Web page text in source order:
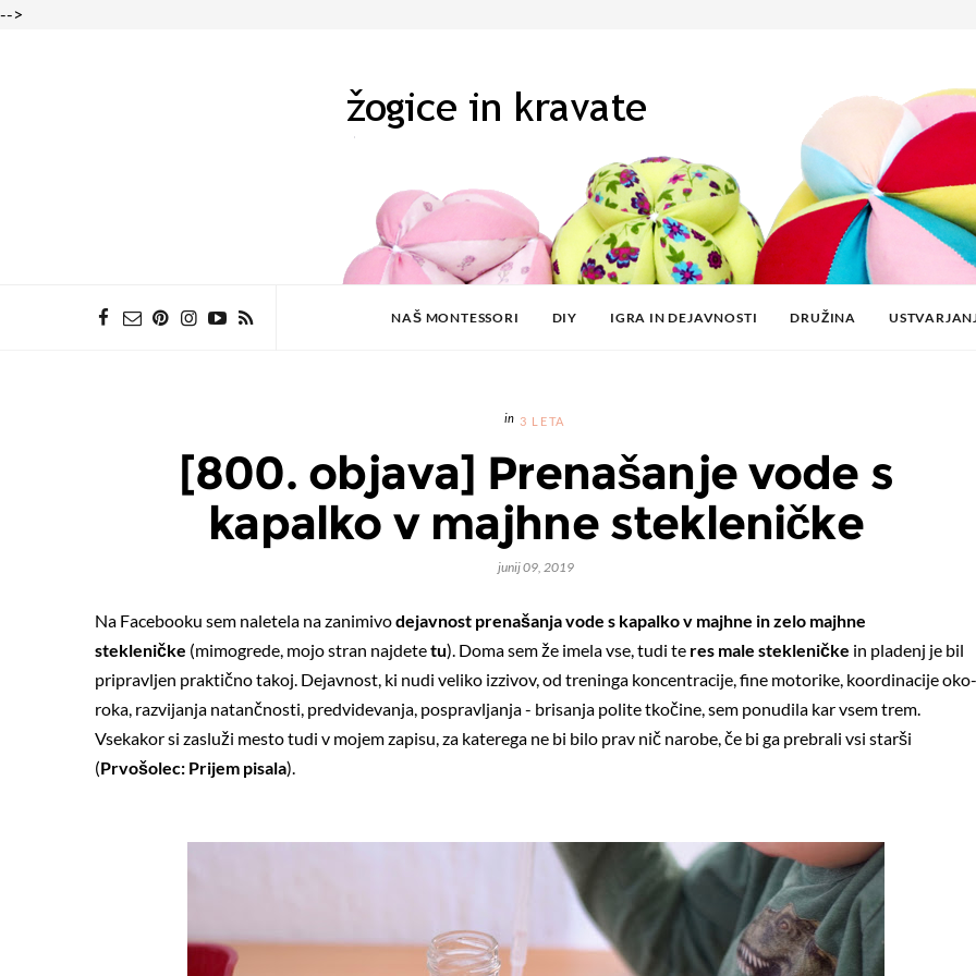
-->
NAŠ MONTESSORI DIY IGRA IN DEJAVNOSTI DRUŽINA
3 LETA
[800. objava] Prenašanje vode s
kapalko v majhne stekleničke
junij 09, 2019
Na Facebooku sem naletela na zanimivodejavnost prenašanja vode s kapalko v majhne in zelo majhne
stekleničke (mimogrede, mojo stran najdetetu). Doma sem že imela vse, tudi te res male stekleničke in pladenj je bil
pripravljen praktično takoj. Dejavnost, ki nudi veliko izzivov, od treninga koncentracije, fine motorike, koordinacije oko-
roka, razvijanja natančnosti, predvidevanja, pospravljanja - brisanja polite tkočine, sem ponudila kar vsem trem.
Vsekakor si zasluži mesto tudi v mojem zapisu, za katerega ne bi bilo prav nič narobe, če bi ga prebrali vsi starši
(Prvošolec: Prijem pisala).
O žogicah, kravatah in